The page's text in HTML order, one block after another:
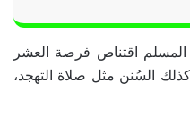
اقتناص فرصة العشر
السُنن مثل صلاة التهجد،